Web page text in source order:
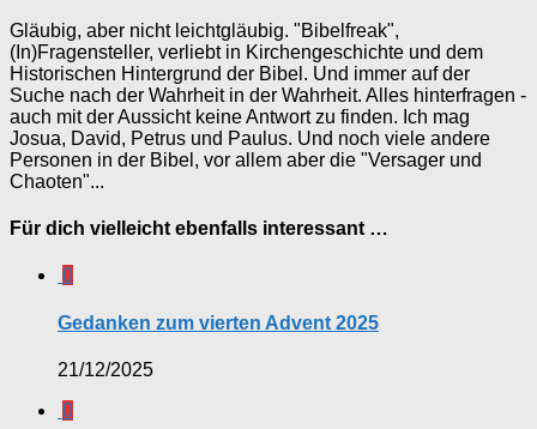
Gläubig, aber nicht leichtgläubig. "Bibelfreak",
(In)Fragensteller, verliebt in Kirchengeschichte und dem
Historischen Hintergrund der Bibel. Und immer auf der
Suche nach der Wahrheit in der Wahrheit. Alles hinterfragen -
auch mit der Aussicht keine Antwort zu finden. Ich mag
Josua, David, Petrus und Paulus. Und noch viele andere
Personen in der Bibel, vor allem aber die "Versager und
Chaoten"...
Für dich vielleicht ebenfalls interessant …
0
Gedanken zum vierten Advent 2025
21/12/2025
0